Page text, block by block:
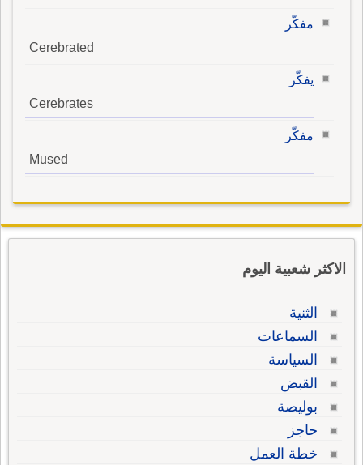
مفكّر
Cerebrated
يفكّر
Cerebrates
مفكّر
Mused
الاكثر شعبية اليوم
الثنية
السماعات
السياسة
القبض
بوليصة
حاجز
خطة العمل